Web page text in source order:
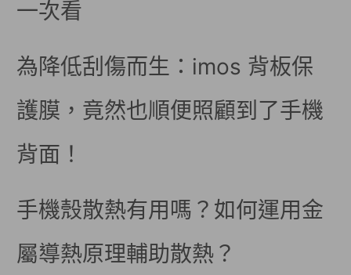
一次看
為降低刮傷而生：imos 背板保
護膜，竟然也順便照顧到了手機
背面！
手機殼散熱有用嗎？如何運用金
屬導熱原理輔助散熱？